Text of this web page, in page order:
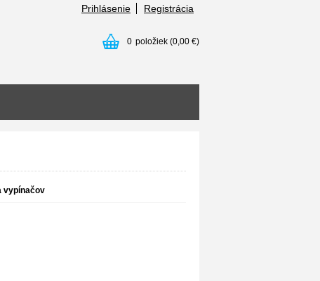
Prihlásenie Registrácia
0 položiek (0,00 €)
vypínačov